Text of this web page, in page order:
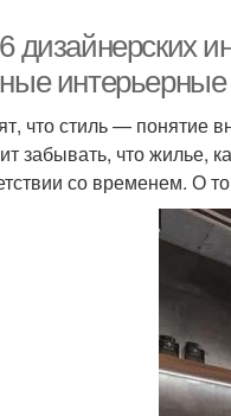
дизайнерских
что стиль — понятие
забывать, что жилье,
со временем. О